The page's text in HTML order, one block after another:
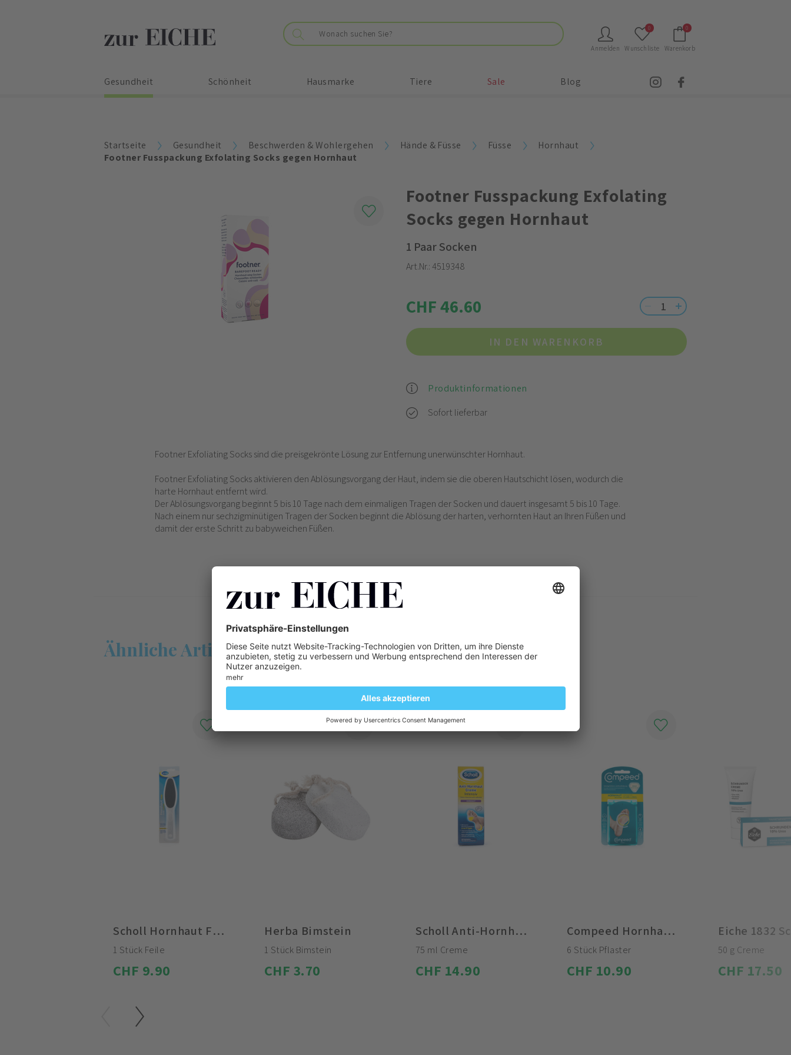
Anmelden
0
Wunschliste
0
Warenkorb
Gesundheit Schönheit Hausmarke Tiere Sale Blog
Startseite Gesundheit Beschwerden & Wohlergehen Hände & Füsse Füsse
Hornhaut
Footner Fusspackung Exfolating Socks gegen Hornhaut
Footner Fusspackung Exfolating
Socks gegen Hornhaut
1 Paar Socken
Art.Nr.: 4519348
CHF 46.60
IN DEN WARENKORB
Produktinformationen
Sofort lieferbar
Footner Exfoliating Socks sind die preisgekrönte Lösung zur Entfernung unerwünschter Hornhaut.
Footner Exfoliating Socks aktivieren den Ablösungsvorgang der Haut, indem sie die oberen Hautschicht lösen, wodurch die
harte Hornhaut entfernt wird.
Der Ablösungsvorgang beginnt 5 bis 10 Tage nach dem einmaligen Tragen der Socken und dauert insgesamt 5 bis 10 Tage.
Nach einem nur sechzigminütigen Tragen der Socken beginnt die Ablösung der harten, verhornten Haut an Ihren Füßen und
damit der erste Schritt zu babyweichen Füßen.
Ähnliche Artikel
Scholl Hornhaut Feile
1 Stück Feile
CHF 9.90
Herba Bimstein
1 Stück Bimstein
CHF 3.70
Scholl Anti-Hornhaut Creme Intensiv
75 ml Creme
CHF 14.90
Compeed Hornhautpflaster Medium
6 Stück Pflaster
CHF 10.90
50 g Creme
CHF 17.50